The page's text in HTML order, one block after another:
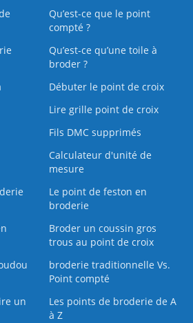
Qu’est-ce que le point
compté ?
Qu’est‑ce qu’une toile à
broder ?
Débuter le point de croix
Lire grille point de croix
Fils DMC supprimés
Calculateur d'unité de
mesure
Le point de feston en
broderie
Broder un coussin gros
trous au point de croix
broderie traditionnelle Vs.
Point compté
un
Les points de broderie de A
à Z